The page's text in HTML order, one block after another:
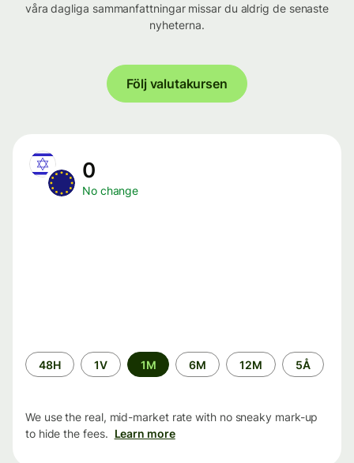
våra dagliga sammanfattningar missar du aldrig de senaste
nyheterna.
Följ valutakursen
0
No change
Time
period
48H 1V 1M 6M 12M 5Å
We use the real, mid-market rate with no sneaky mark-up
to hide the fees. Learn more